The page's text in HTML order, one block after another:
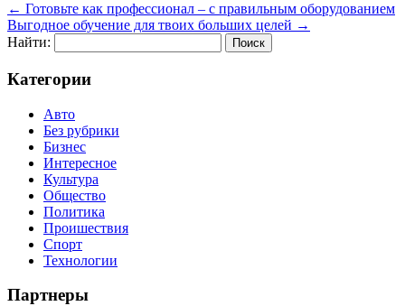
← Готовьте как профессионал – с правильным оборудованием
Выгодное обучение для твоих больших целей →
Найти:
Категории
Авто
Без рубрики
Бизнес
Интересное
Культура
Общество
Политика
Проишествия
Спорт
Технологии
Партнеры